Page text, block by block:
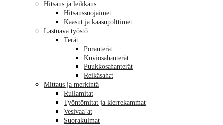
Hitsaus ja leikkaus
Hitsaussuojaimet
Kaasut ja kaasupolttimet
Lastuava työstö
Terät
Poranterät
Kuviosahanterät
Puukkosahanterät
Reikäsahat
Mittaus ja merkintä
Rullamitat
Työntömitat ja kierrekammat
Vesivaa’at
Suorakulmat